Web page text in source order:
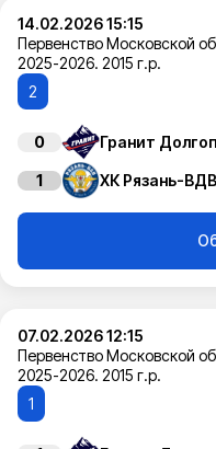
14.02.2026 15:15
Первенство Московской
2025-2026. 2015 г.р.
2
0 Гранит
1 ХК Рязань-ВДВ
07.02.2026 12:15
Первенство Московской
2025-2026. 2015 г.р.
1